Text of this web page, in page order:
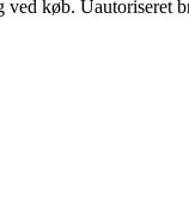
ved køb. Uautoriseret